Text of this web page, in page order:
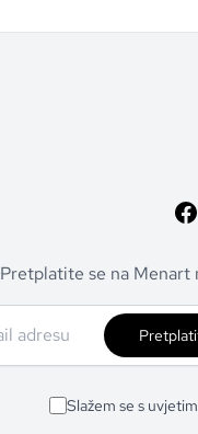
Pretplatite se na Menart
Slažem se s